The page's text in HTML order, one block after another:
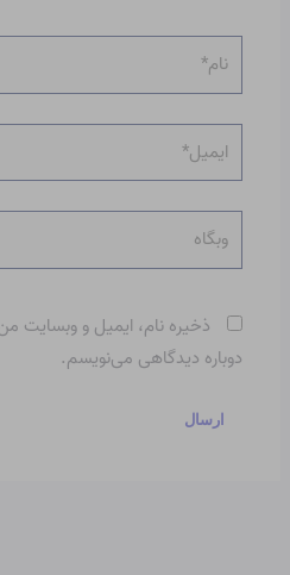
نام*
وبگاه
ذخیره نام، ایمیل و وبسایت
دوباره دیدگاهی می‌نویسم.